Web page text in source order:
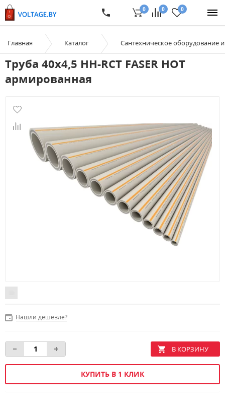
0 0 0
Главная Каталог Сантехническое оборудование
Труба 40х4,5 HH-RCT FASER HOT
армированная
Нашли дешевле?
КУПИТЬ В 1 КЛИК